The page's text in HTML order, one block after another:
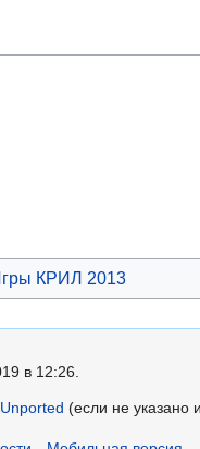
КРИЛ 2013
в 12:26.
(если не указано